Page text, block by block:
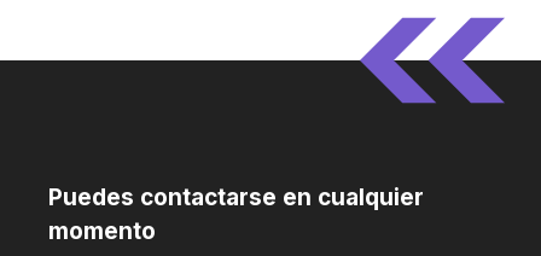
Puedes contactarse en cualquier
momento